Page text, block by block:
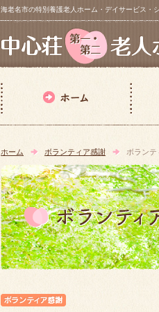
海老名市の特別養護老人ホーム・デイサービス
ホーム ボランティア感謝 ボランテ